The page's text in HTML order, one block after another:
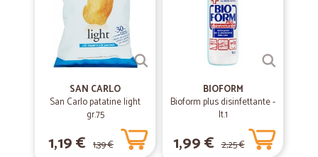
SAN CARLO
San Carlo patatine light
gr.75
1,19 € 1,39 €
BIOFORM
Bioform plus disinfettante -
lt.1
1,99 € 2,25 €